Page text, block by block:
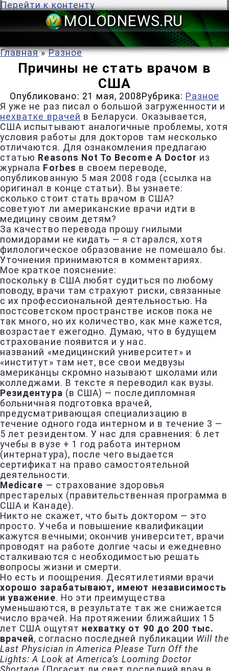
Перейти к контенту
Главная » Разное
Причины не стать врачом в
США
Опубликовано: 21 мая, 2008 Рубрика: Разное
Я уже не раз писал о большой загруженности и
нехватке врачей в Беларуси. Оказывается,
США испытывают аналогичные проблемы, хотя
условия работы для докторов там несколько
отличаются. Для ознакомления предлагаю
статью Reasons Not To Become A Doctor из
журнала Forbes в своем переводе,
опубликованную 5 мая 2008 года (ссылка на
оригинал в конце статьи). Вы узнаете:
сколько стоит стать врачом в США?
советуют ли американские врачи идти в
медицину своим детям?
За качество перевода прошу гнилыми
помидорами не кидать — я старался, хотя
филологическое образование не помешало бы.
Уточнения принимаются в комментариях.
Мое краткое пояснение:
поскольку в США любят судиться по любому
поводу, врачи там страхуют риски, связанные
с их профессиональной деятельностью. На
постсоветском пространстве исков пока не
так много, но их количество, как мне кажется,
возрастает ежегодно. Думаю, что в будущем
страхование появится и у нас.
названий «медицинский университет» и
«институт» там нет, все свои медвузы
американцы скромно называют школами или
колледжами. В тексте я переводил как вузы.
Резидентура (в США) — последипломная
больничная подготовка врачей,
предусматривающая специализацию в
течение одного года интерном и в течение 3 —
5 лет резидентом. У нас для сравнения: 6 лет
учебы в вузе + 1 год работа интерном
(интернатура), после чего выдается
сертификат на право самостоятельной
деятельности.
Medicare — страхование здоровья
престарелых (правительственная программа в
США и Канаде).
Никто не скажет, что быть доктором — это
просто. Учеба и повышение квалификации
кажутся вечными; окончив университет, врачи
проводят на работе долгие часы и ежедневно
сталкиваются с необходимостью решать
вопросы жизни и смерти.
Но есть и поощрения. Десятилетиями врачи
хорошо зарабатывают, имеют независимость
и уважение. Но эти преимущества
уменьшаются, в результате так же снижается
число врачей. На протяжении ближайших 15
лет США ощутят нехватку от 90 до 200 тыс.
врачей, согласно последней публикации Will the
Last Physician in America Please Turn Off the
Lights: A Look at America’s Looming Doctor